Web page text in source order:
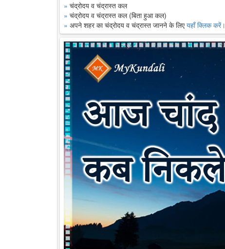
» चंद्रोदय व चंद्रास्त कल
» चंद्रोदय व चंद्रास्त कल (बिता हुआ कल)
» अपने शहर का चंद्रोदय व चंद्रास्त जानने के लिएयहाँ क्लिक करें।